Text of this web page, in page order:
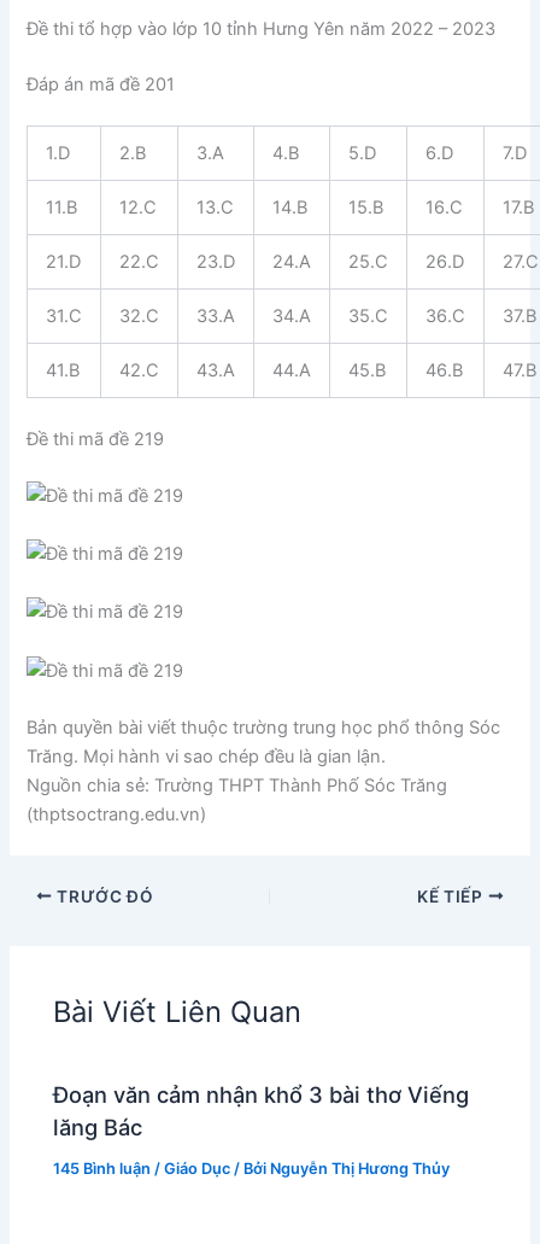
Đề thi tổ hợp vào lớp 10 tỉnh Hưng Yên năm 2022 – 2023
Đáp án mã đề 201
1.D 2.B 3.A 4.B 5.D 6.D 7.D
11.B 12.C 13.C 14.B 15.B 16.C 17.B
21.D 22.C 23.D 24.A 25.C 26.D 27.C
31.C 32.C 33.A 34.A 35.C 36.C 37.B
41.B 42.C 43.A 44.A 45.B 46.B 47.B
Đề thi mã đề 219
Bản quyền bài viết thuộc trường trung học phổ thông Sóc
Trăng. Mọi hành vi sao chép đều là gian lận.
Nguồn chia sẻ: Trường THPT Thành Phố Sóc Trăng
(thptsoctrang.edu.vn)
TRƯỚC ĐÓ KẾ TIẾP
Bài Viết Liên Quan
Đoạn văn cảm nhận khổ 3 bài thơ Viếng
lăng Bác
145 Bình luận /Giáo Dục / Bởi Nguyễn Thị Hương Thủy